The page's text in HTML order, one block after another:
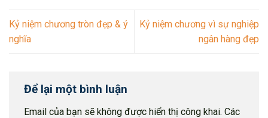
Kỷ niệm chương tròn đẹp & ý
nghĩa
Kỷ niệm chương vì sự nghiệp
ngân hàng đẹp
Để lại một bình luận
Email của bạn sẽ không được hiển thị công khai. Các